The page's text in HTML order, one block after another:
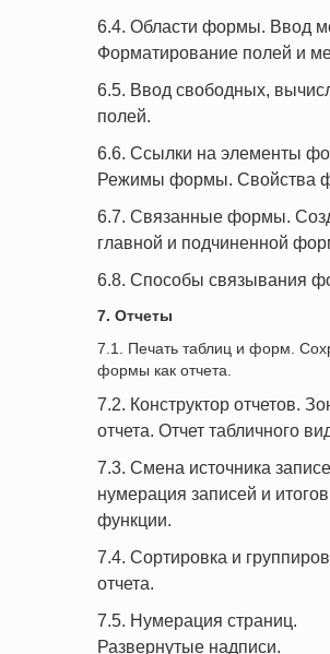
6.4. Области формы. Ввод
Форматирование полей и
6.5. Ввод свободных,
полей.
6.6. Ссылки на элементы
Режимы формы. Свойства
6.7. Связанные формы.
главной и подчиненной
6.8. Способы связывания
7. Отчеты
7.1. Печать таблиц и форм.
формы как отчета.
7.2. Конструктор отчетов.
отчета. Отчет табличного
7.3. Смена источника
нумерация записей и
функции.
7.4. Сортировка и
отчета.
7.5. Нумерация страниц.
Развернутые надписи.